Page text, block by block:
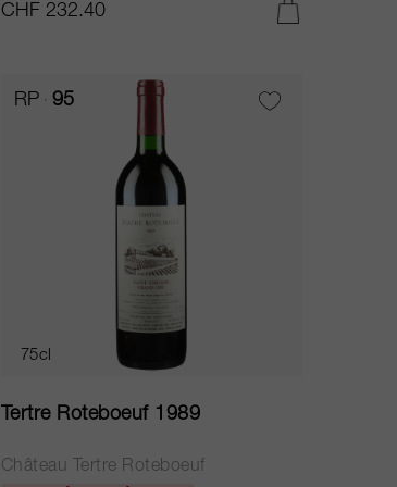
CHF 232.40
RP 95
75cl
Tertre Roteboeuf 1989
Château Tertre Roteboeuf